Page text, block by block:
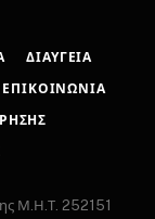
ΔΙΑΎΓΕΙΑ
ΕΠΙΚΟΙΝΩΝΊΑ
Μ.Η.Τ. 252151